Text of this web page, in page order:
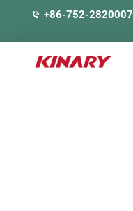
+86-752-2820007